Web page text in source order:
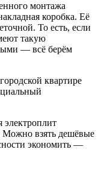
монтажа
коробка. Её
То есть, если
такую
— всё берём
квартире
Можно взять дешёвые
экономить —